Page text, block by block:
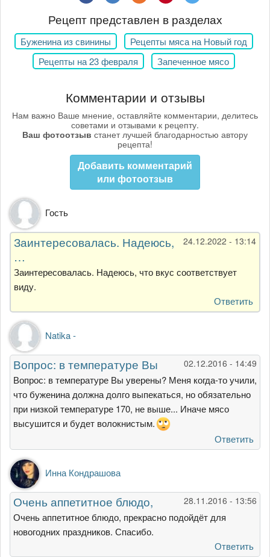
Рецепт представлен в разделах
Буженина из свинины
Рецепты мяса на Новый год
Рецепты на 23 февраля
Запеченное мясо
Комментарии и отзывы
Нам важно Ваше мнение, оставляйте комментарии, делитесь
советами и отзывами к рецепту.
Ваш фотоотзыв станет лучшей благодарностью автору
рецепта!
Добавить комментарий
или фотоотзыв
Гость
24.12.2022 - 13:14
Заинтересовалась. Надеюсь,
…
Заинтересовалась. Надеюсь, что вкус соответствует
виду.
Ответить
Natika -
02.12.2016 - 14:49
Вопрос: в температуре Вы
Вопрос: в температуре Вы уверены? Меня когда-то учили,
что буженина должна долго выпекаться, но обязательно
при низкой температуре 170, не выше... Иначе мясо
высушится и будет волокнистым.
Ответить
Инна Кондрашова
28.11.2016 - 13:56
Очень аппетитное блюдо,
Очень аппетитное блюдо, прекрасно подойдёт для
новогодних праздников. Спасибо.
Ответить